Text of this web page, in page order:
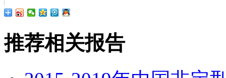
推荐相关报告